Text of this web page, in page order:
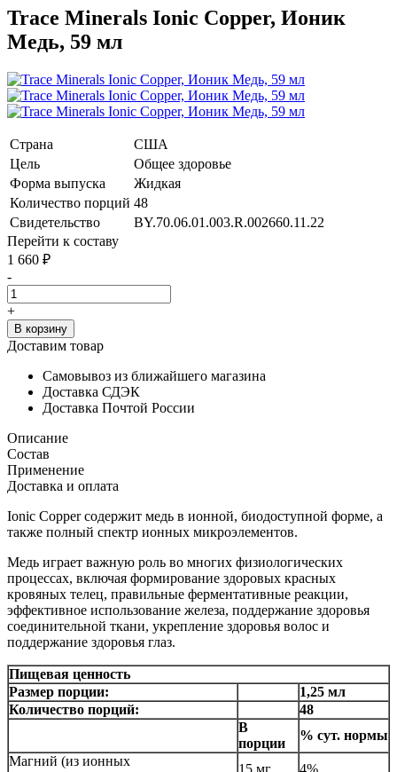
Trace Minerals Ionic Copper, Ионик
Медь, 59 мл
Страна
США
Цель
Общее здоровье
Форма выпуска
Жидкая
Количество порций 48
Свидетельство
BY.70.06.01.003.R.002660.11.22
Перейти к составу
1 660 ₽
-
+
В корзину
Доставим товар
Самовывоз из ближайшего магазина
Доставка СДЭК
Доставка Почтой России
Описание
Состав
Применение
Доставка и оплата
Ionic Copper содержит медь в ионной, биодоступной форме, а
также полный спектр ионных микроэлементов.
Медь играет важную роль во многих физиологических
процессах, включая формирование здоровых красных
кровяных телец, правильные ферментативные реакции,
эффективное использование железа, поддержание здоровья
соединительной ткани, укрепление здоровья волос и
поддержание здоровья глаз.
Пищевая ценность
Размер порции:
1,25 мл
Количество порций:
48
В
порции
% сут. нормы
Магний (из ионных
15 мг 4%